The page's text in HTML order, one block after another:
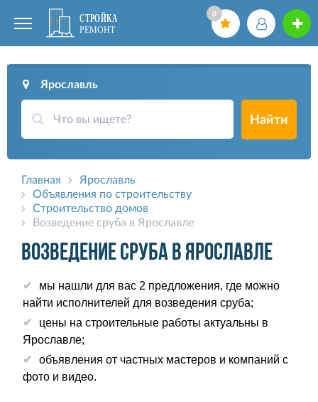
0
Ярославль
Найти
Главная
Ярославль
Объявления по строительству
Строительство домов
Возведение сруба в Ярославле
Возведение сруба в Ярославле
мы нашли для вас 2 предложения, где можно
найти исполнителей для возведения сруба;
цены на строительные работы актуальны в
Ярославле;
объявления от частных мастеров и компаний с
фото и видео.